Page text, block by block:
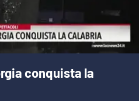
conquista la